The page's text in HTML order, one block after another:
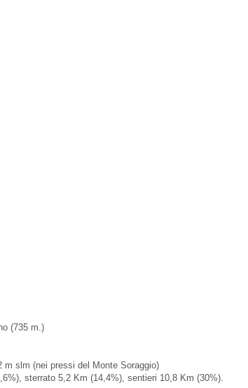
(735 m.)
m slm (nei pressi del Monte Soraggio)
sterrato 5,2 Km (14,4%), sentieri 10,8 Km (30%).